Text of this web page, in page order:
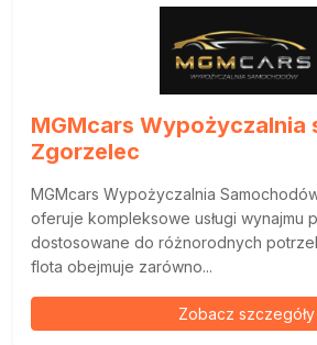
MGMcars Wypożyczalnia
Zgorzelec
MGMcars Wypożyczalnia
oferuje kompleksowe usługi wynajmu
dostosowane do różnorodnych
flota obejmuje zarówno...
Zobacz szczegóły